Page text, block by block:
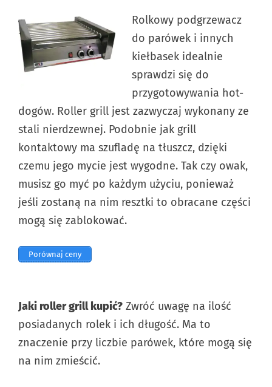
Rolkowy podgrzewacz
do parówek i innych
kiełbasek idealnie
sprawdzi się do
przygotowywania hot-
dogów. Roller grill jest zazwyczaj wykonany ze
stali nierdzewnej. Podobnie jak grill
kontaktowy ma szufladę na tłuszcz, dzięki
czemu jego mycie jest wygodne. Tak czy owak,
musisz go myć po każdym użyciu, ponieważ
jeśli zostaną na nim resztki to obracane części
mogą się zablokować.
Porównaj ceny
Jaki roller grill kupić? Zwróć uwagę na ilość
posiadanych rolek i ich długość. Ma to
znaczenie przy liczbie parówek, które mogą się
na nim zmieścić.